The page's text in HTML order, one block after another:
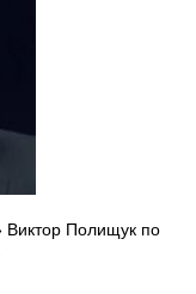
Виктор Полищук по